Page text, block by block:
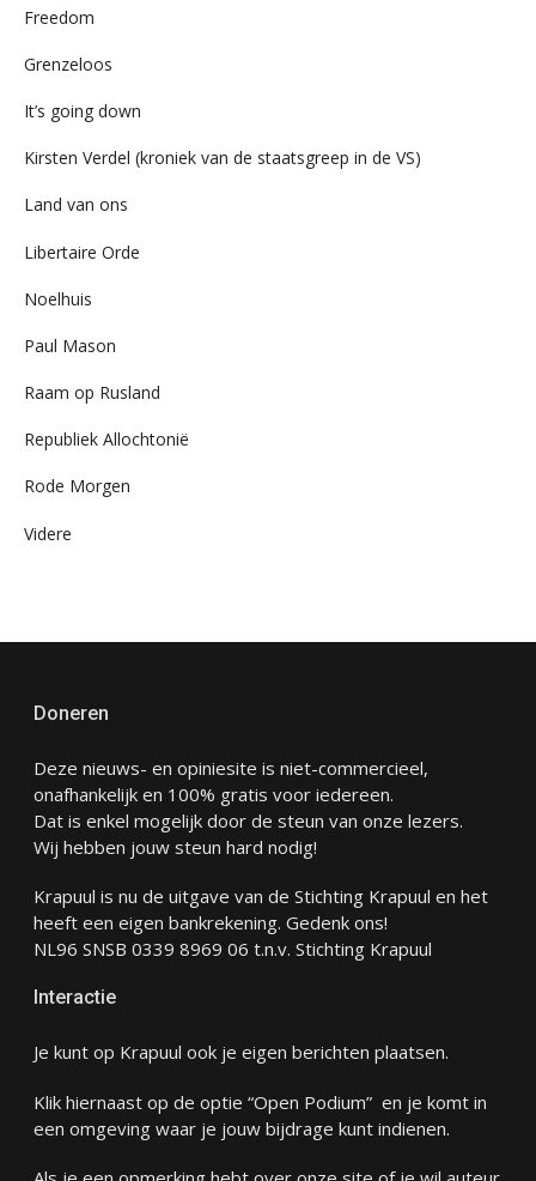
Freedom
Grenzeloos
It’s going down
Kirsten Verdel (kroniek van de staatsgreep in de VS)
Land van ons
Libertaire Orde
Noelhuis
Paul Mason
Raam op Rusland
Republiek Allochtonië
Rode Morgen
Videre
Doneren
Deze nieuws- en opiniesite is niet-commercieel,
onafhankelijk en 100% gratis voor iedereen.
Dat is enkel mogelijk door de steun van onze lezers.
Wij hebben jouw steun hard nodig!
Krapuul is nu de uitgave van de Stichting Krapuul en het
heeft een eigen bankrekening. Gedenk ons!
NL96 SNSB 0339 8969 06 t.n.v. Stichting Krapuul
Interactie
Je kunt op Krapuul ook je eigen berichten plaatsen.
Klik hiernaast op de optie “Open Podium” en je komt in
een omgeving waar je jouw bijdrage kunt indienen.